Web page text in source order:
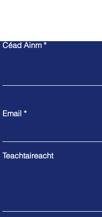
Céad Ainm
Email
Teachtaireacht